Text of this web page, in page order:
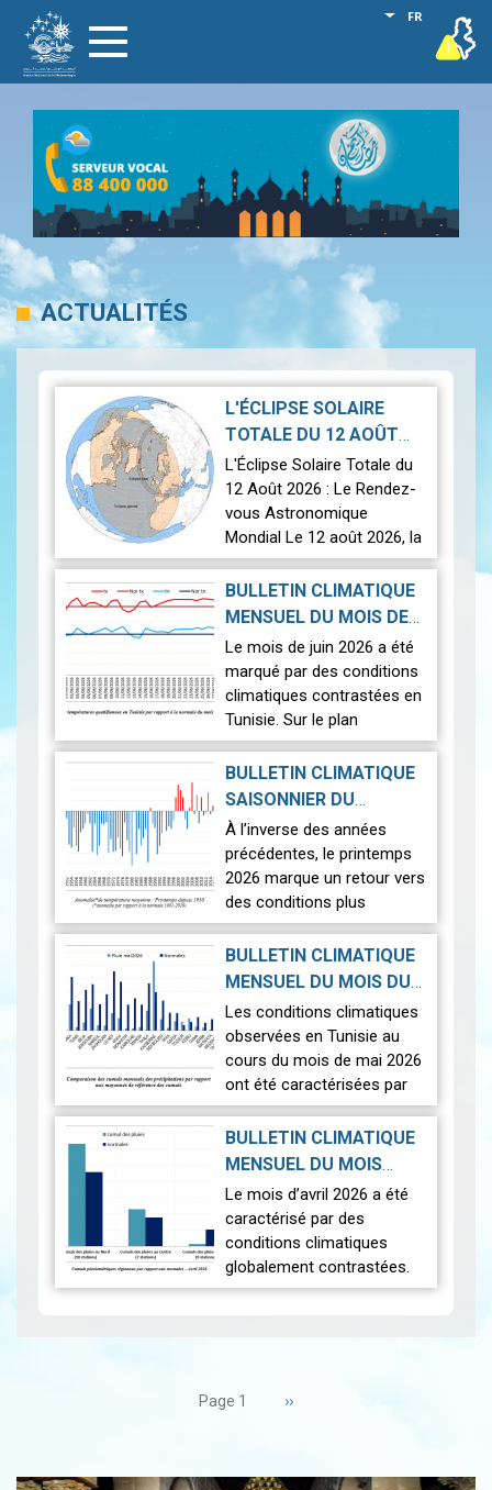
contenu
Toggle
navigation
FR
Lister les
vigilance
ACTUALITÉS
L'ÉCLIPSE SOLAIRE
TOTALE DU 12 AOÛT
2026|2026-07-21
L'Éclipse Solaire Totale du
12 Août 2026 : Le Rendez-
vous Astronomique
Mondial Le 12 août 2026, la
Terre connaîtra l'un des
phénomènes
astronomiques les plus
solaire totale. Il s'agit de la…
BULLETIN CLIMATIQUE
MENSUEL DU MOIS DE
JUIN 2026 |2026-07-14
Le mois de juin 2026 a été
marqué par des conditions
climatiques contrastées en
Tunisie. Sur le plan
thermique, des
températures supérieures
aux normales ont été
observées sur l'ensemble
du pays, avec une
anomalie…
BULLETIN CLIMATIQUE
SAISONNIER DU
PRINTEMPS 2026|
2026-07-02
À l’inverse des années
précédentes, le printemps
2026 marque un retour vers
des conditions plus
proches de la normale,
avec un léger excédent
thermique de +0,3 °c
à cet effet, que le
printemps…
BULLETIN CLIMATIQUE
MENSUEL DU MOIS DU
MAI 2026|2026-06-17
Les conditions climatiques
observées en Tunisie au
cours du mois de mai 2026
ont été caractérisées par
des températures proches
des normales et une
répartition spatiale
précipitations. À l'échelle…
BULLETIN CLIMATIQUE
MENSUEL DU MOIS
D'AVRIL 2026 |
2026-05-19
Le mois d’avril 2026 a été
caractérisé par des
conditions climatiques
globalement contrastées.
Sur le plan thermique, les
°C,…
Page 1 Page
››